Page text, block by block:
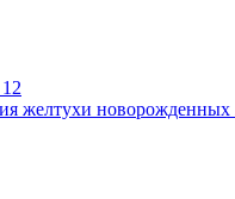
12
желтухи новорожденных